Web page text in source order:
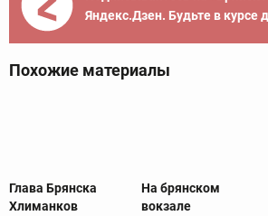
Яндекс.Дзен. Будьте в курсе
Похожие материалы
Глава Брянска
Хлиманков
На брянском
вокзале